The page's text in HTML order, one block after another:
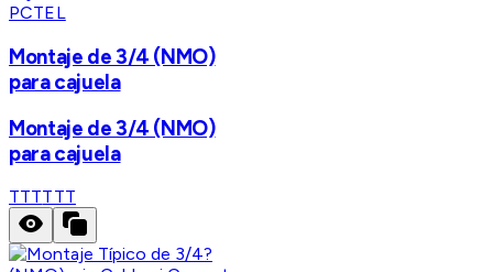
PCTEL
Montaje de 3/4 (NMO)
para cajuela
Montaje de 3/4 (NMO)
para cajuela
TTTTTT